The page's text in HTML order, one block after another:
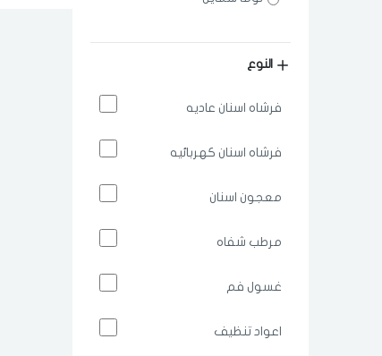
النوع
فرشاه اسنان عاديه
فرشاه اسنان كهربائيه
معجون اسنان
مرطب شفاه
غسول فم
اعواد تنظيف